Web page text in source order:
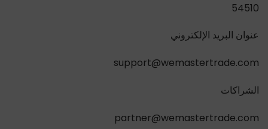
54510
عنوان البريد الإلكتروني
support@wemastertrade.com
الشراكات
partner@wemastertrade.com